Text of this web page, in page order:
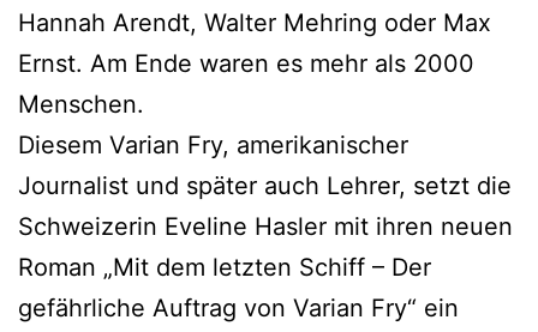
Hannah Arendt, Walter Mehring oder Max
Ernst. Am Ende waren es mehr als 2000
Menschen.
Diesem Varian Fry, amerikanischer
Journalist und später auch Lehrer, setzt die
Schweizerin Eveline Hasler mit ihren neuen
Roman „Mit dem letzten Schiff – Der
gefährliche Auftrag von Varian Fry“ ein